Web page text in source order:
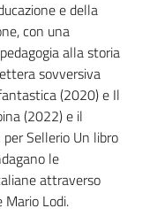
e della
con una
alla storia
sovversiva
(2020) e Il
(2022) e il
Sellerio Un libro
le
attraverso
Mario Lodi.